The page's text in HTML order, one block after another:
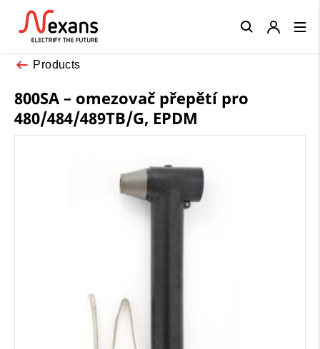
Products
800SA – omezovač přepětí pro
480/484/489TB/G, EPDM
Close